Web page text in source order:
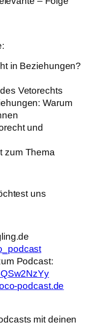
in Beziehungen?
Vetorechts
Warum
und
zum Thema
uns
Podcast:
podcast.de
mit deinen